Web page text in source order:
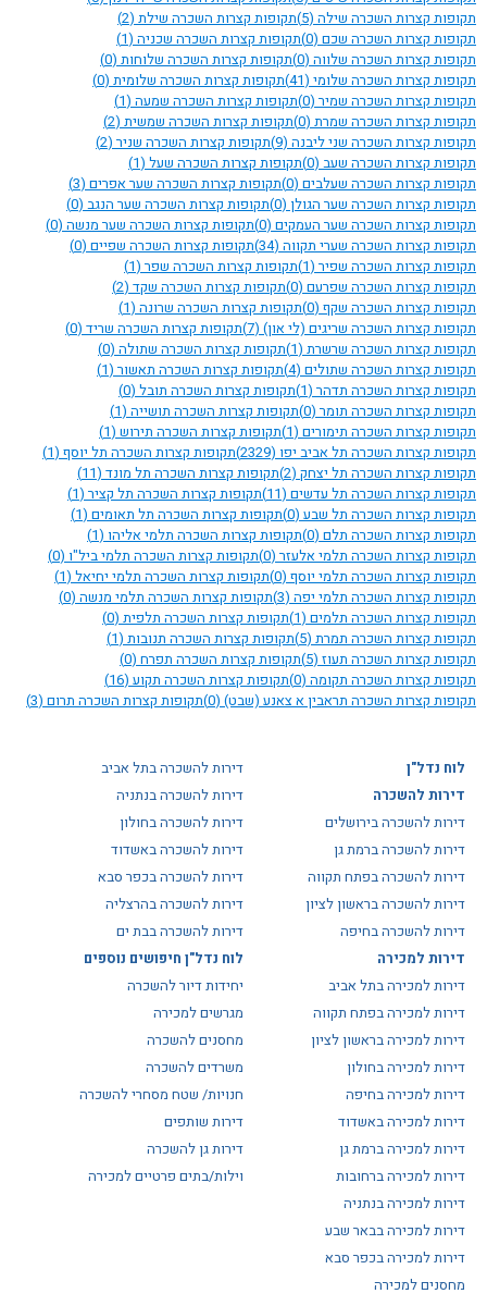
תקופות קצרות השכרה שילה (5) תקופות קצרות השכרה שילת (2)
תקופות קצרות השכרה שכם (0) תקופות קצרות השכרה שכניה (1)
תקופות קצרות השכרה שלווה (0) תקופות קצרות השכרה שלוחות (0)
תקופות קצרות השכרה שלומי (41) תקופות קצרות השכרה שלומית (0)
תקופות קצרות השכרה שמיר (0) תקופות קצרות השכרה שמעה (1)
תקופות קצרות השכרה שמרת (0) תקופות קצרות השכרה שמשית (2)
תקופות קצרות השכרה שני ליבנה (9) תקופות קצרות השכרה שניר (2)
תקופות קצרות השכרה שעב (0) תקופות קצרות השכרה שעל (1)
תקופות קצרות השכרה שעלבים (0) תקופות קצרות השכרה שער אפרים (3)
תקופות קצרות השכרה שער הגולן (0) תקופות קצרות השכרה שער הנגב (0)
תקופות קצרות השכרה שער העמקים (0) תקופות קצרות השכרה שער מנשה (0)
תקופות קצרות השכרה שערי תקווה (34) תקופות קצרות השכרה שפיים (0)
תקופות קצרות השכרה שפיר (1) תקופות קצרות השכרה שפר (1)
תקופות קצרות השכרה שפרעם (0) תקופות קצרות השכרה שקד (2)
תקופות קצרות השכרה שקף (0) תקופות קצרות השכרה שרונה (1)
תקופות קצרות השכרה שריגים (לי און) (7) תקופות קצרות השכרה שריד (0)
תקופות קצרות השכרה שרשרת (1) תקופות קצרות השכרה שתולה (0)
תקופות קצרות השכרה שתולים (4) תקופות קצרות השכרה תאשור (1)
תקופות קצרות השכרה תדהר (1) תקופות קצרות השכרה תובל (0)
תקופות קצרות השכרה תומר (0) תקופות קצרות השכרה תושייה (1)
תקופות קצרות השכרה תימורים (1) תקופות קצרות השכרה תירוש (1)
תקופות קצרות השכרה תל אביב יפו (2329) תקופות קצרות השכרה תל יוסף (1)
תקופות קצרות השכרה תל יצחק (2) תקופות קצרות השכרה תל מונד (11)
תקופות קצרות השכרה תל עדשים (11) תקופות קצרות השכרה תל קציר (1)
תקופות קצרות השכרה תל שבע (0) תקופות קצרות השכרה תל תאומים (1)
תקופות קצרות השכרה תלם (0) תקופות קצרות השכרה תלמי אליהו (1)
תקופות קצרות השכרה תלמי אלעזר (0) תקופות קצרות השכרה תלמי ביל"ו (0)
תקופות קצרות השכרה תלמי יוסף (0) תקופות קצרות השכרה תלמי יחיאל (1)
תקופות קצרות השכרה תלמי יפה (3) תקופות קצרות השכרה תלמי מנשה (0)
תקופות קצרות השכרה תלמים (1) תקופות קצרות השכרה תלפית (0)
תקופות קצרות השכרה תמרת (5) תקופות קצרות השכרה תנובות (1)
תקופות קצרות השכרה תעוז (5) תקופות קצרות השכרה תפרח (0)
תקופות קצרות השכרה תקומה (0) תקופות קצרות השכרה תקוע (16)
תקופות קצרות השכרה תראבין א צאנע (שבט) (0) תקופות קצרות השכרה תרום (3)
לוח נדל"ן
דירות להשכרה
דירות להשכרה בירושלים
דירות להשכרה ברמת גן
דירות להשכרה בפתח תקווה
דירות להשכרה בראשון לציון
דירות להשכרה בחיפה
דירות להשכרה בתל אביב
דירות להשכרה בנתניה
דירות להשכרה בחולון
דירות להשכרה באשדוד
דירות להשכרה בכפר סבא
דירות להשכרה בהרצליה
דירות להשכרה בבת ים
דירות למכירה
דירות למכירה בתל אביב
דירות למכירה בפתח תקווה
דירות למכירה בראשון לציון
דירות למכירה בחולון
דירות למכירה בחיפה
דירות למכירה באשדוד
דירות למכירה ברמת גן
דירות למכירה ברחובות
דירות למכירה בנתניה
דירות למכירה בבאר שבע
דירות למכירה בכפר סבא
לוח נדל"ן חיפושים נוספים
יחידות דיור להשכרה
מגרשים למכירה
מחסנים להשכרה
משרדים להשכרה
חנויות/ שטח מסחרי להשכרה
דירות שותפים
דירות גן להשכרה
וילות/בתים פרטיים למכירה
מחסנים למכירה